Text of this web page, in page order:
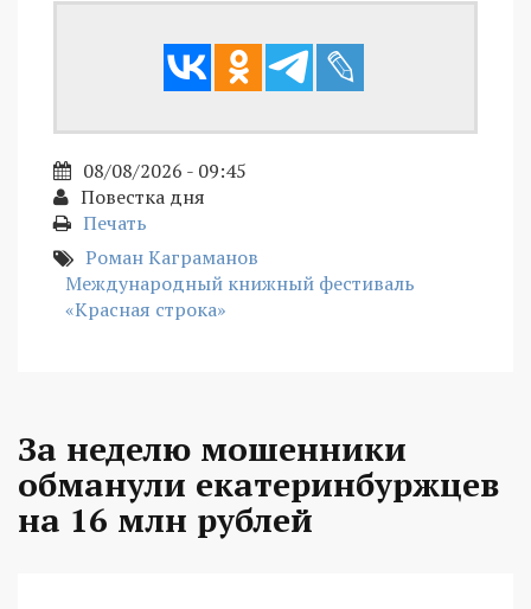
08/08/2026 - 09:45
Повестка дня
Печать
Роман Каграманов
Международный книжный фестиваль
«Красная строка»
За неделю мошенники
обманули екатеринбуржцев
на 16 млн рублей